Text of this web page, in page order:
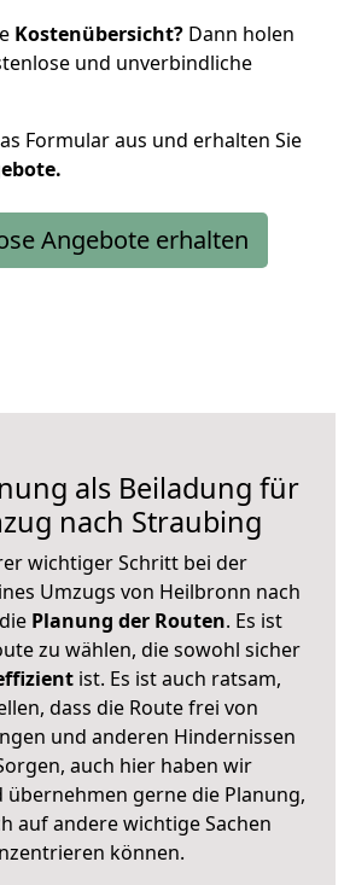
Kostenübersicht? Dann holen
und unverbindliche
Formular aus und erhalten Sie
Angebote erhalten
als Beiladung für
nach Straubing
wichtiger Schritt bei der
Umzugs von Heilbronn nach
Planung der Routen. Es ist
zu wählen, die sowohl sicher
ist. Es ist auch ratsam,
dass die Route frei von
und anderen Hindernissen
auch hier haben wir
übernehmen gerne die Planung,
auf andere wichtige Sachen
können.